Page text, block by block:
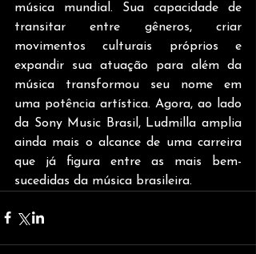
música mundial. Sua capacidade de
transitar entre gêneros, criar
movimentos culturais próprios e
expandir sua atuação para além da
música transformou seu nome em
uma potência artística. Agora, ao lado
da Sony Music Brasil, Ludmilla amplia
ainda mais o alcance de uma carreira
que já figura entre as mais bem-
sucedidas da música brasileira.